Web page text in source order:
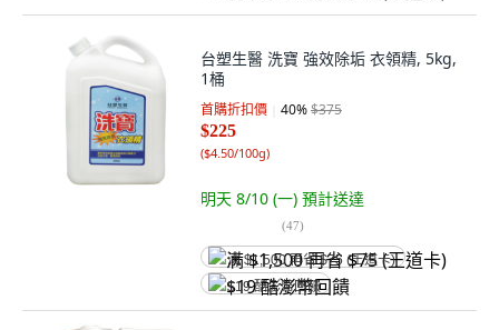
台塑生醫 洗寶 強效除垢 衣領精, 5kg,
1桶
首購折扣價 40%$375
$225
($4.50/100g)
明天 8/10 (一) 預計送達
(47)
满 $1,500 再省 $75 (王道卡)
$19 酷澎幣回饋